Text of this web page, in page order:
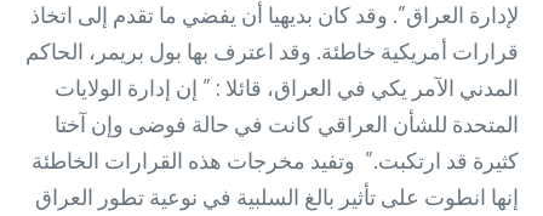
لإدارة العراق”. وقد كان بديهيا أن يفضي ما تقدم إلى اتخاذ
قرارات أمريكية خاطئة. وقد اعترف بها بول بريمر، الحاكم
المدني الآمر يكي في العراق، قائلا : ” إن إدارة الولايات
المتحدة للشأن العراقي كانت في حالة فوضى وإن آختا
كثيرة قد ارتكبت.” وتفيد مخرجات هذه القرارات الخاطئة
إنها انطوت على تأثير بالغ السلبية في نوعية تطور العراق